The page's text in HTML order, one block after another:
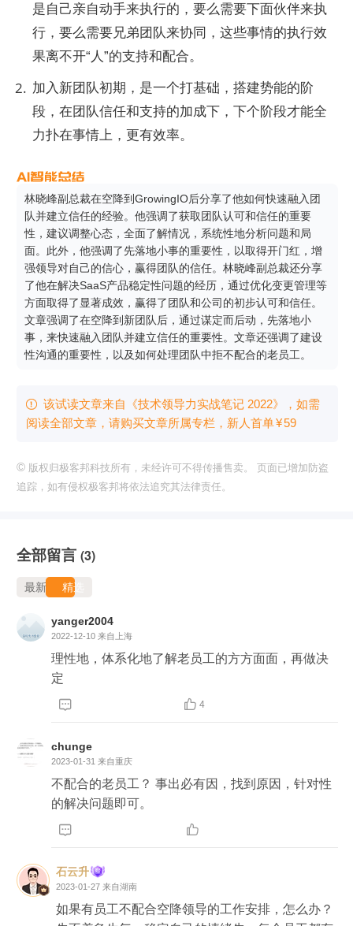
是自己亲自动手来执行的，要么需要下面伙伴来执
行，要么需要兄弟团队来协同，这些事情的执行效
果离不开“人”的支持和配合。
加入新团队初期，是一个打基础，搭建势能的阶
段，在团队信任和支持的加成下，下个阶段才能全
力扑在事情上，更有效率。
林晓峰副总裁在空降到GrowingIO后分享了他如何快速融入团
队并建立信任的经验。他强调了获取团队认可和信任的重要
性，建议调整心态，全面了解情况，系统性地分析问题和局
面。此外，他强调了先落地小事的重要性，以取得开门红，增
强领导对自己的信心，赢得团队的信任。林晓峰副总裁还分享
了他在解决SaaS产品稳定性问题的经历，通过优化变更管理等
方面取得了显著成效，赢得了团队和公司的初步认可和信任。
文章强调了在空降到新团队后，通过谋定而后动，先落地小
事，来快速融入团队并建立信任的重要性。文章还强调了建设
性沟通的重要性，以及如何处理团队中拒不配合的老员工。
 该试读文章来自《技术领导力实战笔记 2022》，如需
阅读全部文章，请购买文章所属专栏 ，新⼈⾸单¥59
© 版权归极客邦科技所有，未经许可不得传播售卖。 页面已增加防盗
追踪，如有侵权极客邦将依法追究其法律责任。
全部留言 (3)
最新 精选
yanger2004
2022-12-10 来自上海
理性地，体系化地了解老员工的方方面面，再做决
定
  4
chunge
2023-01-31 来自重庆
不配合的老员工？ 事出必有因，找到原因，针对性
的解决问题即可。
 
石云升
2023-01-27 来自湖南
如果有员工不配合空降领导的工作安排，怎么办？